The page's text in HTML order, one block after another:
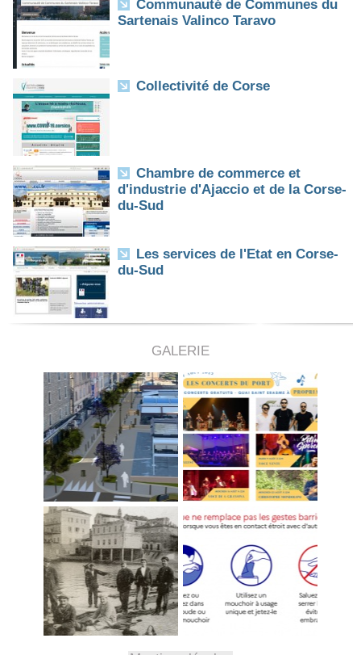
Communauté de Communes du
Sartenais Valinco Taravo
Collectivité de Corse
Chambre de commerce et
d'industrie d'Ajaccio et de la Corse-
du-Sud
Les services de l'Etat en Corse-
du-Sud
GALERIE